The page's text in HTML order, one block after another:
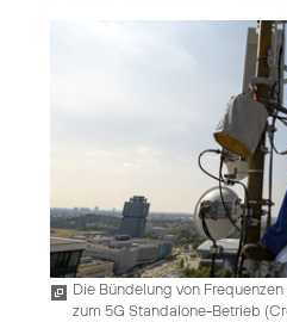
Die Bündelung von
zum 5G Standalone-Betrieb (